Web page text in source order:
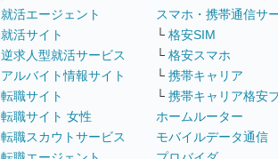
就活エージェント
就活サイト
逆求人型就活サービス
アルバイト情報サイト
転職サイト
転職サイト 女性
転職スカウトサービス
スマホ・携帯通信サ
└ 格安SIM
└ 格安スマホ
└ 携帯キャリア
└ 携帯キャリア格安
ホームルーター
モバイルデータ通信